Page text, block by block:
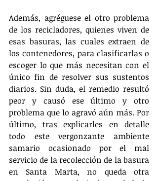
Además, agréguese el otro problema
de los recicladores, quienes viven de
esas basuras, las cuales extraen de
los contenedores, para clasificarlas o
escoger lo que más necesitan con el
único fin de resolver sus sustentos
diarios. Sin duda, el remedio resultó
peor y causó ese último y otro
problema que lo agravó aún más. Por
último, tras explicarles en detalle
todo este vergonzante ambiente
samario ocasionado por el mal
servicio de la recolección de la basura
en Santa Marta, no queda otra